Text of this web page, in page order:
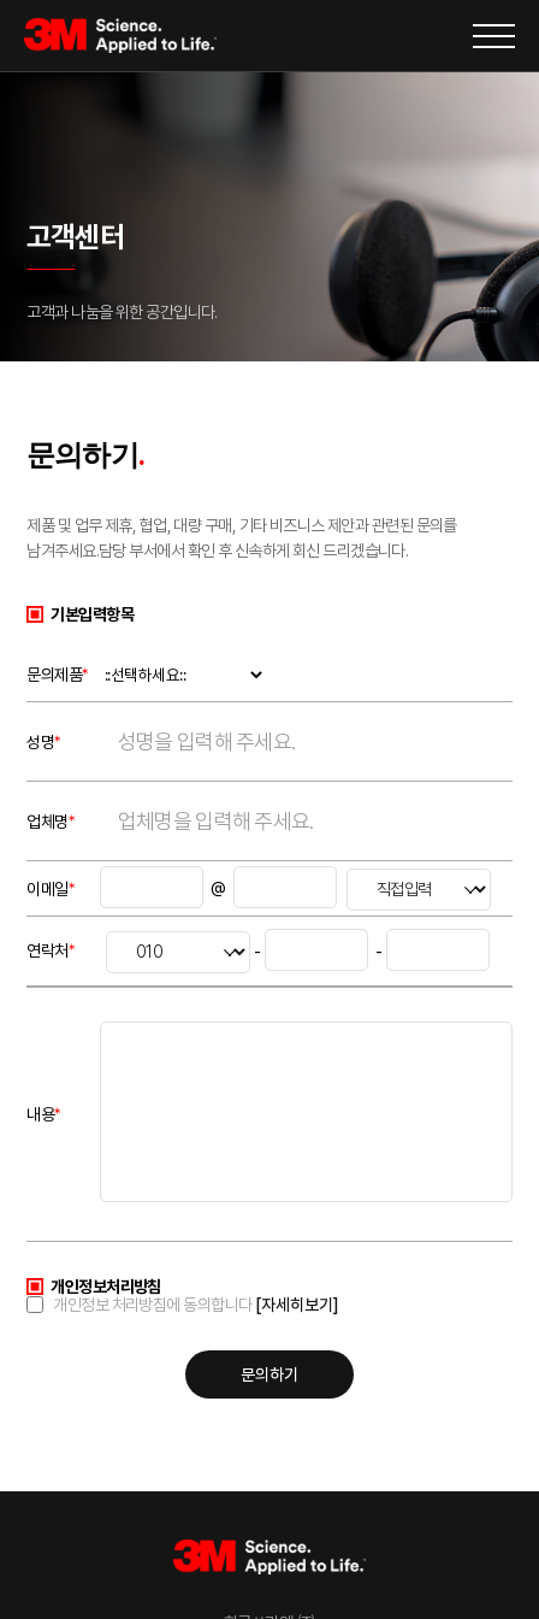
고객센터
고객과 나눔을 위한 공간입니다.
문의하기 .
제품 및 업무 제휴, 협업, 대량 구매, 기타 비즈니스 제안과 관련된 문의를
남겨주세요.담당 부서에서 확인 후 신속하게 회신 드리겠습니다.
기본입력항목
문의제품*
성명*
업체명*
이메일* @
연락처* - -
내용*
개인정보처리방침
개인정보 처리방침에 동의합니다 [자세히보기]
문의하기